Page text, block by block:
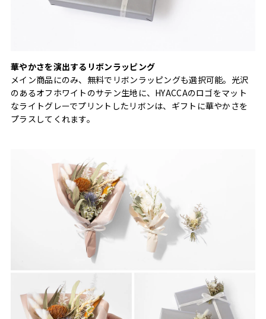
華やかさを演出するリボンラッピング
メイン商品にのみ、無料でリボンラッピングも選択可能。光沢
のあるオフホワイトのサテン生地に、HYACCAのロゴをマット
なライトグレーでプリントしたリボンは、ギフトに華やかさを
プラスしてくれます。